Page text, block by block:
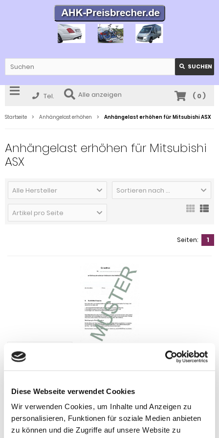
Diese Webseite verwendet Cookies
Wir verwenden Cookies, um Inhalte und Anzeigen zu
personalisieren, Funktionen für soziale Medien anbieten
zu können und die Zugriffe auf unsere Website zu
SUCHEN
Tel. Alle anzeigen ( 0)
Startseite Anhängelast erhöhen Anhängelast erhöhen für Mitsubishi ASX
Anhängelast erhöhen für Mitsubishi
ASX
Alle Hersteller Sortieren nach ...
Artikel pro Seite
Seiten: 1
Anhängelast erhöhen für Mitsubishi ASX, Bj. 07.2010-
(Gutachten)